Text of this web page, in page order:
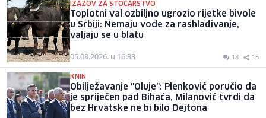
IZAZOV ZA STOČARSTVO
Toplotni val ozbiljno ugrozio rijetke bivole
u Srbiji: Nemaju vode za rashlađivanje,
valjaju se u blatu
05.08.2026. u 16:33 18 15
KNIN
Obilježavanje "Oluje": Plenković poručio da
je spriječen pad Bihaća, Milanović tvrdi da
bez Hrvatske ne bi bilo Dejtona